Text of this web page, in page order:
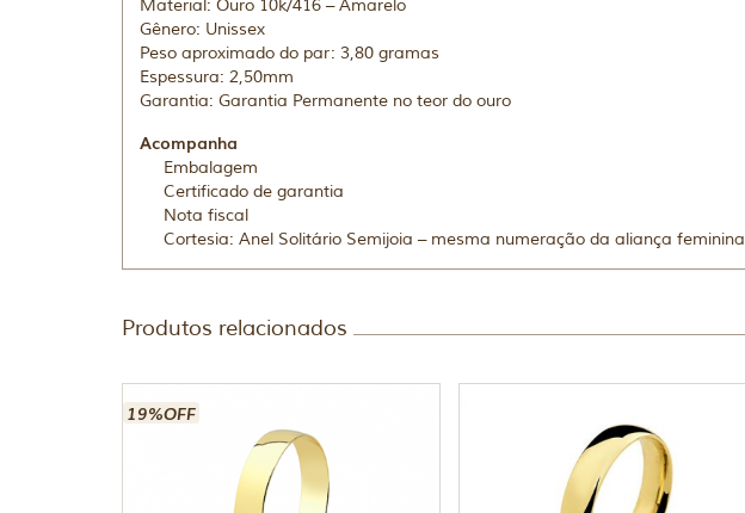
Material: Ouro 10k/416 – Amarelo
Gênero: Unissex
Peso aproximado do par: 3,80 gramas
Espessura: 2,50mm
Garantia: Garantia Permanente no teor do ouro
Acompanha
Embalagem
Certificado de garantia
Nota fiscal
Cortesia: Anel Solitário Semijoia – mesma numeração da aliança feminina
Produtos relacionados
19%OFF